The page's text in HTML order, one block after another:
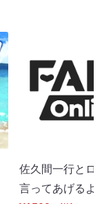
佐久間一行とロ
言ってあげる